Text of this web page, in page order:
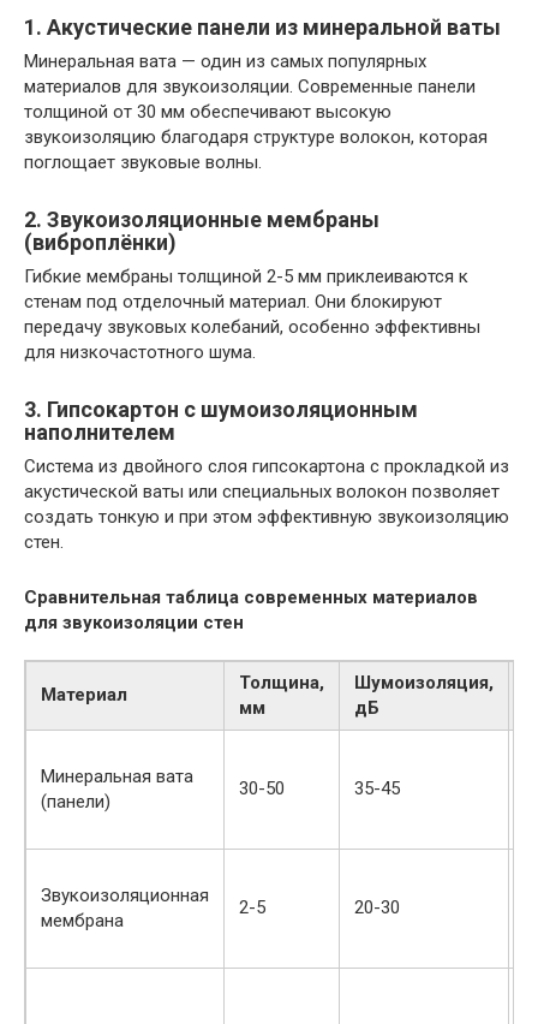
1. Акустические панели из минеральной ваты
Минеральная вата — один из самых популярных
материалов для звукоизоляции. Современные панели
толщиной от 30 мм обеспечивают высокую
звукоизоляцию благодаря структуре волокон, которая
поглощает звуковые волны.
2. Звукоизоляционные мембраны
(виброплёнки)
Гибкие мембраны толщиной 2-5 мм приклеиваются к
стенам под отделочный материал. Они блокируют
передачу звуковых колебаний, особенно эффективны
для низкочастотного шума.
3. Гипсокартон с шумоизоляционным
наполнителем
Система из двойного слоя гипсокартона с прокладкой из
акустической ваты или специальных волокон позволяет
создать тонкую и при этом эффективную звукоизоляцию
стен.
Сравнительная таблица современных материалов
для звукоизоляции стен
Материал
Толщина,
мм
Шумоизоляция,
дБ
Минеральная вата
(панели)
30-50 35-45
Звукоизоляционная
мембрана
2-5 20-30